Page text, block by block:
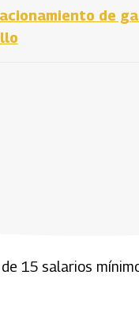
de
15 salarios